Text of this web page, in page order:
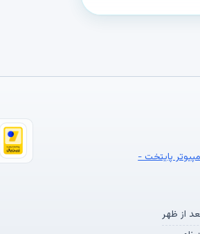
پایتخت -